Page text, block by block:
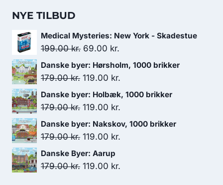
NYE TILBUD
Medical Mysteries: New York - Skadestue
199.00kr. Den
oprindelige
pris
199.00 kr..
69.00 kr.
aktuelle
69.00 kr..
Danske byer: Hørsholm, 1000 brikker
179.00kr. Den
oprindelige
pris
179.00 kr..
119.00 kr.
aktuelle
119.00 kr..
Danske byer: Holbæk, 1000 brikker
179.00kr. Den
oprindelige
pris
179.00 kr..
119.00 kr.
aktuelle
Danske byer: Nakskov, 1000 brikker
179.00kr. Den
oprindelige
pris
119.00 kr.
Danske Byer: Aarup
179.00kr. Den
119.00 kr.